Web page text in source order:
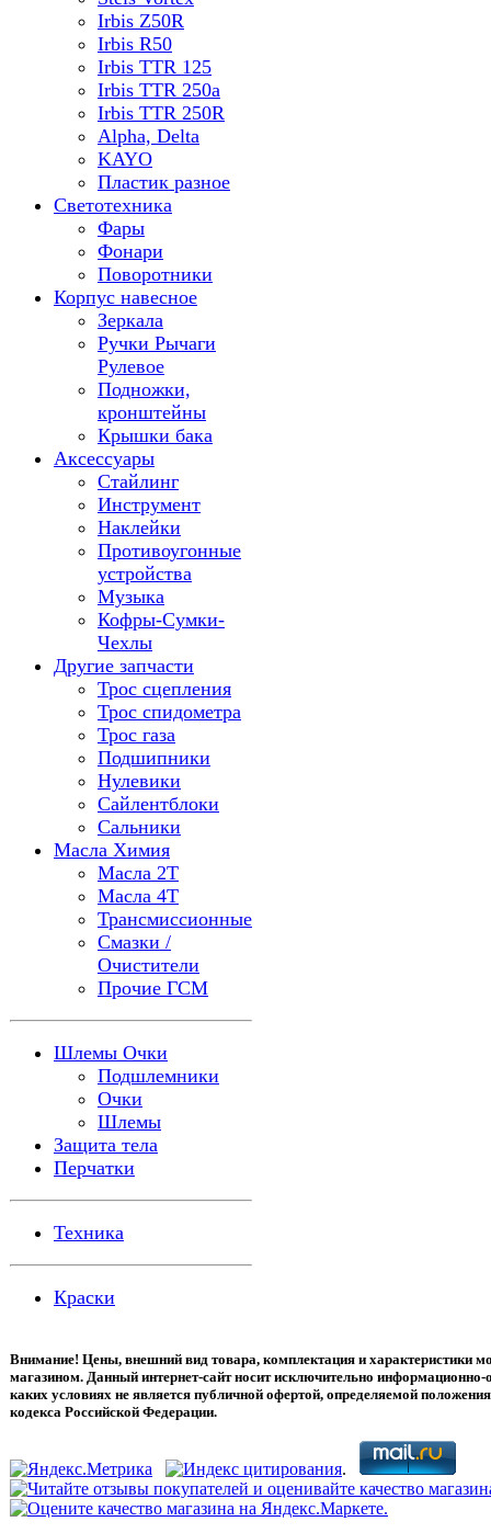
Irbis Z50R
Irbis R50
Irbis TTR 125
Irbis TTR 250a
Irbis TTR 250R
Alpha, Delta
KAYO
Пластик разное
Светотехника
Фары
Фонари
Поворотники
Корпус навесное
Зеркала
Ручки Рычаги
Рулевое
Подножки,
кронштейны
Крышки бака
Аксессуары
Стайлинг
Инструмент
Наклейки
Противоугонные
устройства
Музыка
Кофры-Сумки-
Чехлы
Другие запчасти
Трос сцепления
Трос спидометра
Трос газа
Подшипники
Нулевики
Сайлентблоки
Сальники
Масла Химия
Масла 2Т
Масла 4Т
Трансмиссионные
Смазки /
Очистители
Прочие ГСМ
Шлемы Очки
Подшлемники
Очки
Шлемы
Защита тела
Перчатки
Техника
Краски
Внимание! Цены, внешний вид товара, комплектация и характеристики
магазином. Данный интернет-сайт носит исключительно
каких условиях не является публичной офертой, определяемой
кодекса Российской Федерации.
.